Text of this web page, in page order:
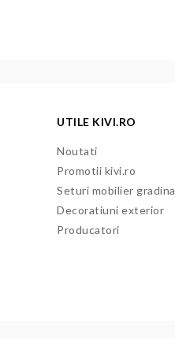
UTILE KIVI.RO
Noutati
Promotii kivi.ro
Seturi mobilier gradina
Decoratiuni exterior
Producatori